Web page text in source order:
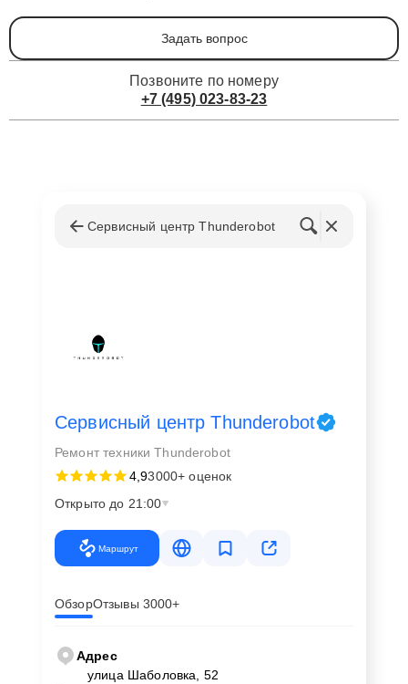
Задать вопрос
Позвоните по номеру
+7 (495) 023-83-23
Сервисный центр Thunderobot
Сервисный центр Thunderobot
Ремонт техники Thunderobot
4,93000+ оценок
Открыто до 21:00
Маршрут
ОбзорОтзывы 3000+
Адрес
улица Шаболовка, 52